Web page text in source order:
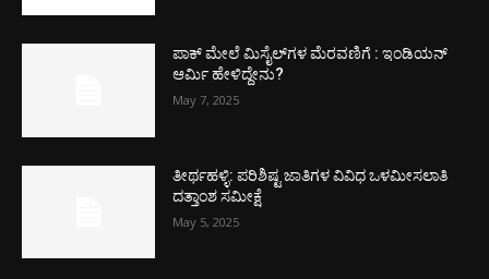
ಪಾಕ್​ ಮೇಲೆ ಮಿಸೈಲ್​ಗಳ ಮೆರವಣಿಗೆ : ಇಂಡಿಯನ್
ಆರ್ಮಿ ಹೇಳಿದ್ದೇನು?
May 7, 2025
ತೀರ್ಥಹಳ್ಳಿ: ಪರಿಶಿಷ್ಟ ಜಾತಿಗಳ ವಿವಿಧ ಒಳಮೀಸಲಾತಿ
ದತ್ತಾಂಶ ಸಮೀಕ್ಷೆ
May 5, 2025